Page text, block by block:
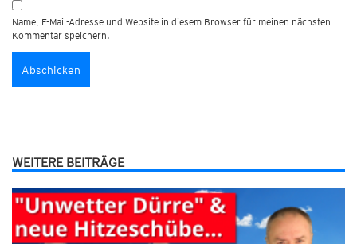
Name, E-Mail-Adresse und Website in diesem Browser für meinen nächsten
Kommentar speichern.
WEITERE BEITRÄGE